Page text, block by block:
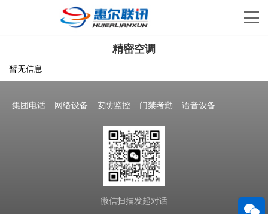
精密空调
暂无信息
集团电话 网络设备 安防监控 门禁考勤 语音设备
微信扫描发起对话